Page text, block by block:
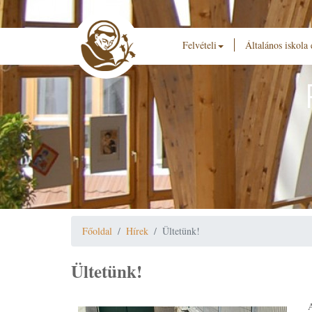
Felvételi Általános iskola
Főoldal Hírek Ültetünk!
Ültetünk!